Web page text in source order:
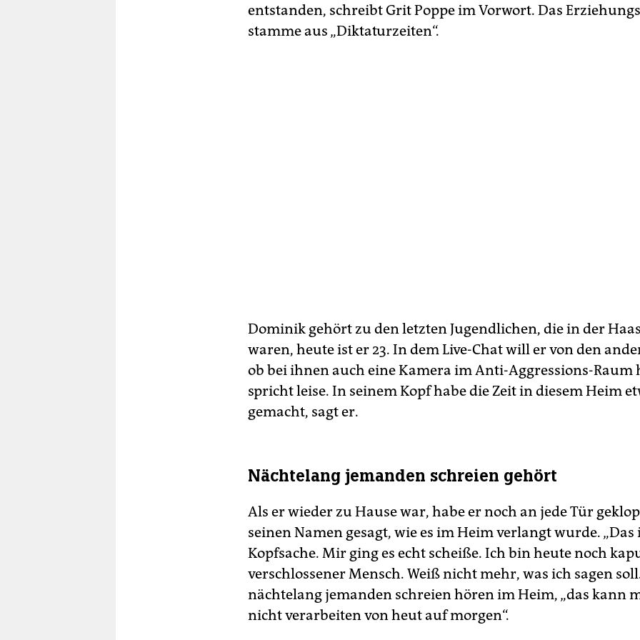
entstanden, schreibt Grit Poppe im Vorwort. Das
stamme aus „Diktaturzeiten“.
Dominik gehört zu den letzten Jugendlichen, die in der
waren, heute ist er 23. In dem Live-Chat will er von den
ob bei ihnen auch eine Kamera im Anti-Aggressions-Raum
spricht leise. In seinem Kopf habe die Zeit in diesem Heim
gemacht, sagt er.
Nächtelang jemanden schreien gehört
Als er wieder zu Hause war, habe er noch an jede Tür
seinen Namen gesagt, wie es im Heim verlangt wurde. „Das
Kopfsache. Mir ging es echt scheiße. Ich bin heute noch
verschlossener Mensch. Weiß nicht mehr, was ich sagen
nächtelang jemanden schreien hören im Heim, „das kann
nicht verarbeiten von heut auf morgen“.